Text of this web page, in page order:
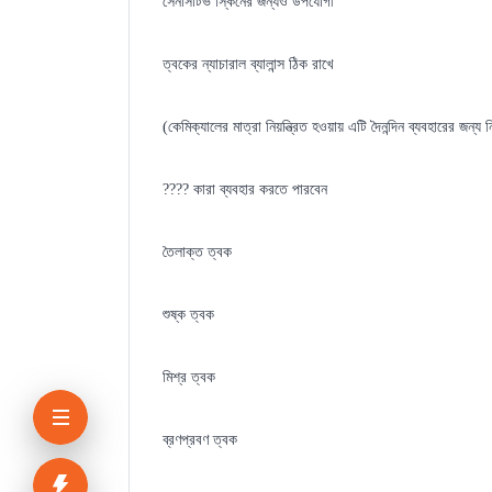
ত্বকের ন্যাচারাল ব্যালান্স ঠিক রাখে
(কেমিক্যালের মাত্রা নিয়ন্ত্রিত হওয়ায় এটি দৈনন্দিন ব্যবহারের জন্য
?‍??‍? কারা ব্যবহার করতে পারবেন
তৈলাক্ত ত্বক
শুষ্ক ত্বক
মিশ্র ত্বক
ব্রণপ্রবণ ত্বক